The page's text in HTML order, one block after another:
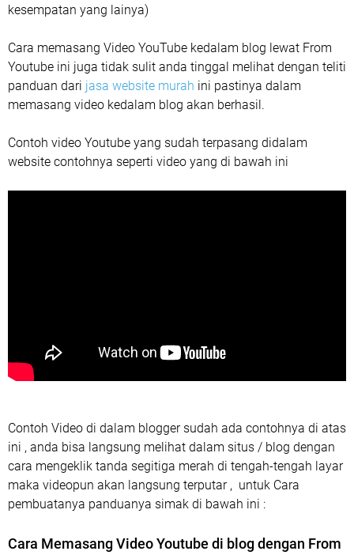
kesempatan yang lainya)
Cara memasang Video YouTube kedalam blog lewat From
Youtube ini juga tidak sulit anda tinggal melihat dengan teliti
panduan dari jasa website murah ini pastinya dalam
memasang video kedalam blog akan berhasil.
Contoh video Youtube yang sudah terpasang didalam
website contohnya seperti video yang di bawah ini
Contoh Video di dalam blogger sudah ada contohnya di atas
ini , anda bisa langsung melihat dalam situs / blog dengan
cara mengeklik tanda segitiga merah di tengah-tengah layar
maka videopun akan langsung terputar , untuk Cara
pembuatanya panduanya simak di bawah ini :
Cara Memasang Video Youtube di blog dengan From